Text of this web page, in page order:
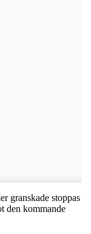
granskade stoppas
den kommande